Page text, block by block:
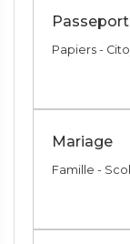
Passeport
Papiers -
Mariage
Famille -